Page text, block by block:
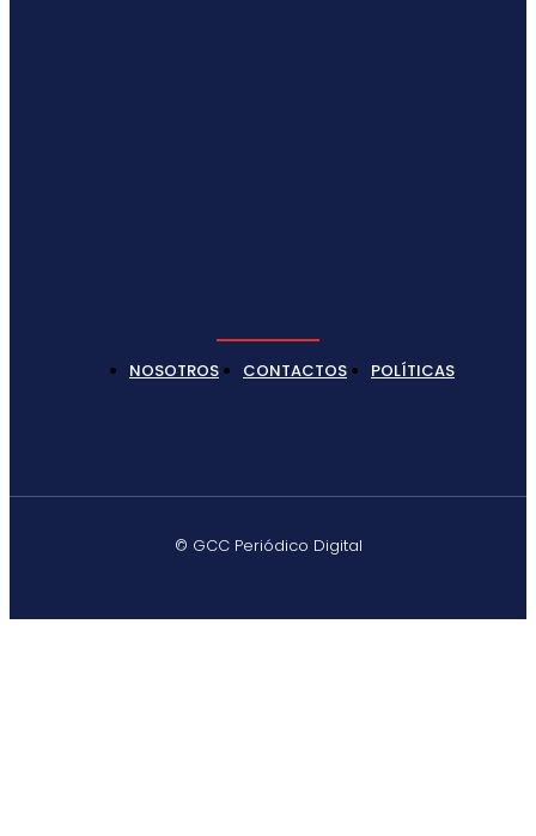
NOSOTROS CONTACTOS POLÍTICAS
© GCC Periódico Digital